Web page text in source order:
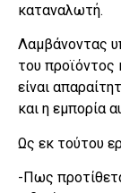
καταναλωτή.
Λαμβάνοντας
του προϊόντος
είναι
και η εμπορία
Ως εκ τούτου
-Πως